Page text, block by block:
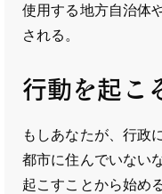
使用する地方自治体
される。
行動を起こ
もしあなたが、行政
都市に住んでいない
起こすことから始め